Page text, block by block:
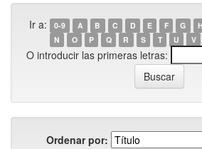
Ir a: 0-9 A B C D E F G H
N
O P Q R S T U V
O introducir las primeras letras:
Ordenar por: